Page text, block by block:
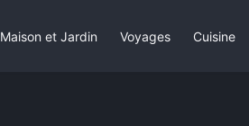
Maison et Jardin Voyages Cuisine